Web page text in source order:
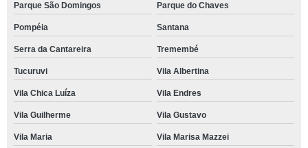
Parque São Domingos Parque do Chaves
Pompéia Santana
Serra da Cantareira Tremembé
Tucuruvi Vila Albertina
Vila Chica Luíza Vila Endres
Vila Guilherme Vila Gustavo
Vila Maria Vila Marisa Mazzei